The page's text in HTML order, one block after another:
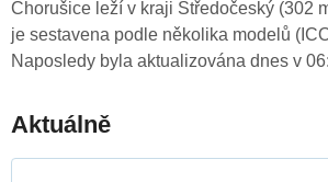
Chorušice leží v kraji Středočeský (302
je sestavena podle několika modelů
Naposledy byla aktualizována dnes v
Aktuálně